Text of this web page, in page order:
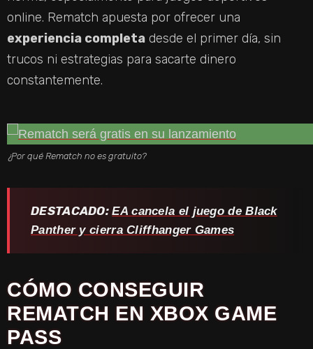
online. Rematch apuesta por ofrecer una
experiencia completa desde el primer día, sin
trucos ni estrategias para sacarte dinero
constantemente.
¿Por qué Rematch no es gratuito?
DESTACADO:EA cancela el juego de Black
Panther y cierra Cliffhanger Games
CÓMO CONSEGUIR
REMATCH EN XBOX GAME
PASS